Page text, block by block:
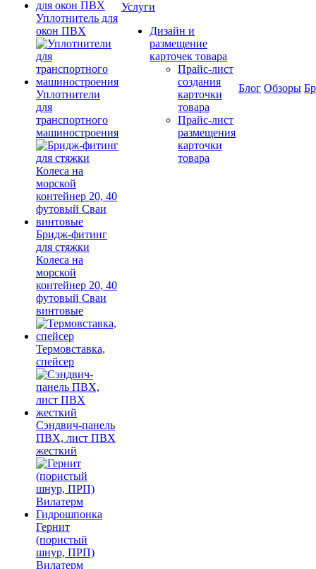
Уплотнитель для
окон ПВХ
Уплотнители
для
транспортного
машиностроения
Бридж-фитинг
для стяжки
Колеса на
морской
контейнер 20, 40
футовый Сваи
винтовые
Термовставка,
спейсер
Сэндвич-панель
ПВХ, лист ПВХ
жесткий
Гернит
(пористый
шнур, ПРП)
Вилатерм
Услуги
Дизайн и
размещение
карточек товара
Прайс-лист
создания
карточки
товара
Прайс-лист
размещения
карточки
товара
Блог Обзоры